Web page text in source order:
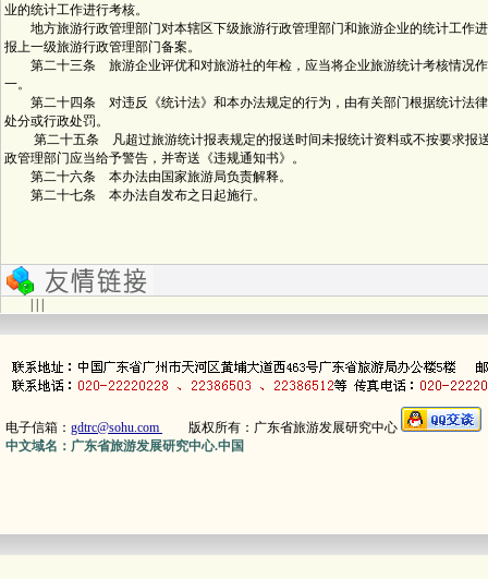
业的统计工作进行考核。
地方旅游行政管理部门对本辖区下级旅游行政管理部门和旅游企业的统计工作
报上一级旅游行政管理部门备案。
第二十三条 旅游企业评优和对旅游社的年检，应当将企业旅游统计考核情况作
一。
第二十四条 对违反《统计法》和本办法规定的行为，由有关部门根据统计法律
处分或行政处罚。
第二十五条 凡超过旅游统计报表规定的报送时间未报统计资料或不按要求报
政管理部门应当给予警告，并寄送《违规通知书》。
第二十六条 本办法由国家旅游局负责解释。
第二十七条 本办法自发布之日起施行。
电子信箱： gdtrc@sohu.com 版权所有：广东省旅游发展研究中心
中文域名：广东省旅游发展研究中心.中国